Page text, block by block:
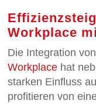
Workplace
Die Integration
Workplace hat
starken Einfluss
profitieren von